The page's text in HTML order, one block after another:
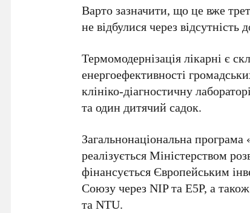
Варто зазначити, що це вже
не відбулися через відсутність
Термомодернізація лікарні є
енергоефективності
клініко-діагностичну
та один дитячий садок.
Загальнонаціональна програма
реалізується Міністерством
фінансується Європейським
Союзу через NIP та E5P, а
та NTU.